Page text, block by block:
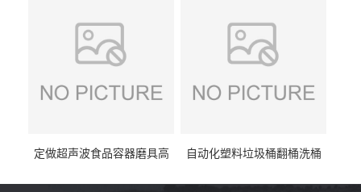
定做超声波食品容器磨具高
自动化塑料垃圾桶翻桶洗桶